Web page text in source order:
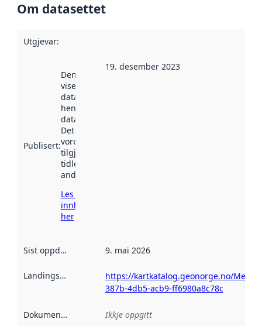
Om datasettet
Utgjevar:
Publisert:
Denne datoen
viser når
datasettet vart
henta inn av
data.norge.no.
Det kan ha
vore
tilgjengeleg
tidlegare
andre stader.
Les meir om
innhenting
her
19. desember 2023
Sist oppdatert 9. mai 2026
Landingsside
https://kartkatalog.geonorge.no/
387b-4db5-acb9-ff6980a8c78c
Dokumentasjon Ikkje oppgitt